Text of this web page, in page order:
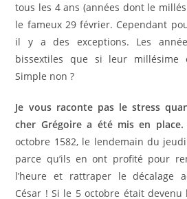
tous les 4 ans (années dont le
le fameux 29 février. Cependant
il y a des exceptions. Les
bissextiles que si leur millésime
Simple non ?
Je vous raconte pas le stress
cher Grégoire a été mis en place.
octobre 1582, le lendemain du
parce qu’ils en ont profité pour
l’heure et rattraper le décalage
César ! Si le 5 octobre était